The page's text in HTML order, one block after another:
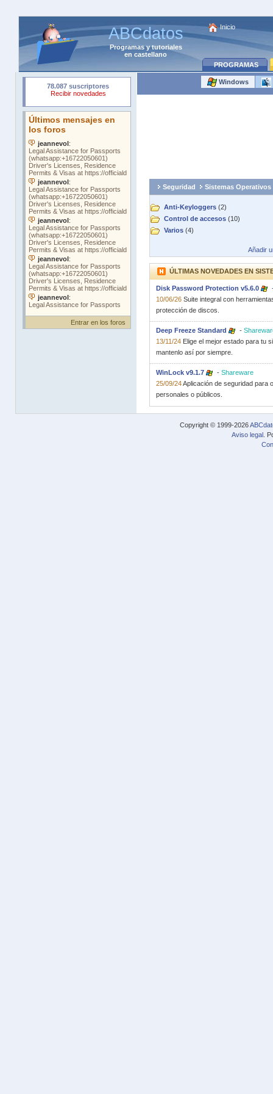
ABCdatos
Programasytutoriales
en castellano
Inicio
PROGRAMAS
Entrar en los foros
Windows
Seguridad Sistemas Operativos
Anti-Keyloggers (2)
Control de accesos (10)
Varios (4)
Añadir
ÚLTIMAS NOVEDADES EN
Disk Password Protection v5.6.0
10/06/26 Suite integral con
protección de discos.
Deep Freeze Standard -
13/11/24 Elige el mejor estado para tu
mantenlo así por siempre.
WinLock v9.1.7 - Shareware
25/09/24Aplicación de seguridad para
personales o públicos.
Copyright © 1999-2026
Aviso legal .